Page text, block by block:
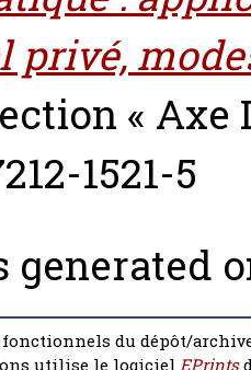
« Axe
1521-5
generated
du dépôt/